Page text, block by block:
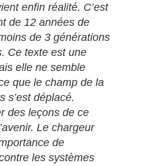
enfin réalité. C’est
de 12 années de
de 3 générations
Ce texte est une
elle ne semble
que le champ de la
s’est déplacé.
des leçons de ce
Le chargeur
de
les systèmes